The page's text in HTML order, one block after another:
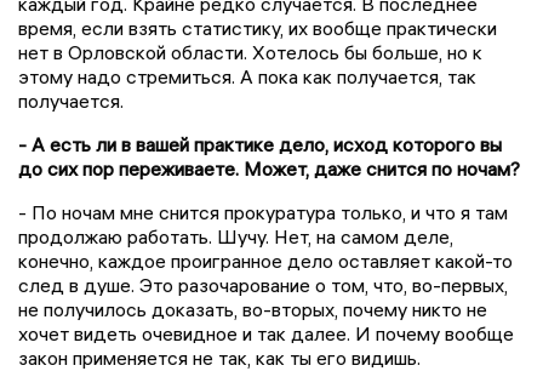
время, если взять статистику, их вообще практически
нет в Орловской области. Хотелось бы больше, но к
этому надо стремиться. А пока как получается, так
получается.
- А есть ли в вашей практике дело, исход которого вы
до сих пор переживаете. Может, даже снится по ночам?
- По ночам мне снится прокуратура только, и что я там
продолжаю работать. Шучу. Нет, на самом деле,
конечно, каждое проигранное дело оставляет какой-то
след в душе. Это разочарование о том, что, во-первых,
не получилось доказать, во-вторых, почему никто не
хочет видеть очевидное и так далее. И почему вообще
закон применяется не так, как ты его видишь.